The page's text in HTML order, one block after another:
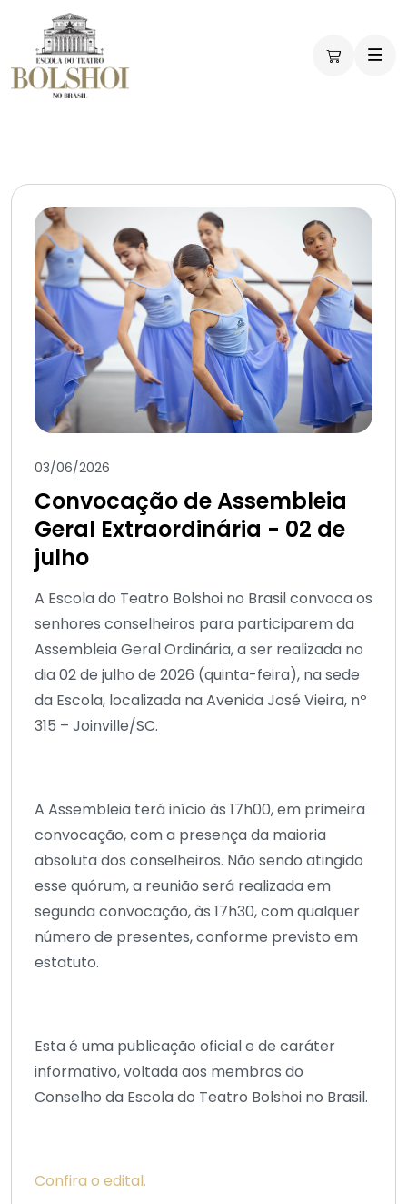
03/06/2026
Convocação de Assembleia
Geral Extraordinária - 02 de
julho
A Escola do Teatro Bolshoi no Brasil convoca os
senhores conselheiros para participarem da
Assembleia Geral Ordinária, a ser realizada no
dia 02 de julho de 2026 (quinta-feira), na sede
da Escola, localizada na Avenida José Vieira, nº
315 – Joinville/SC.
A Assembleia terá início às 17h00, em primeira
convocação, com a presença da maioria
absoluta dos conselheiros. Não sendo atingido
esse quórum, a reunião será realizada em
segunda convocação, às 17h30, com qualquer
número de presentes, conforme previsto em
estatuto.
Esta é uma publicação oficial e de caráter
informativo, voltada aos membros do
Conselho da Escola do Teatro Bolshoi no Brasil.
Confira o edital.